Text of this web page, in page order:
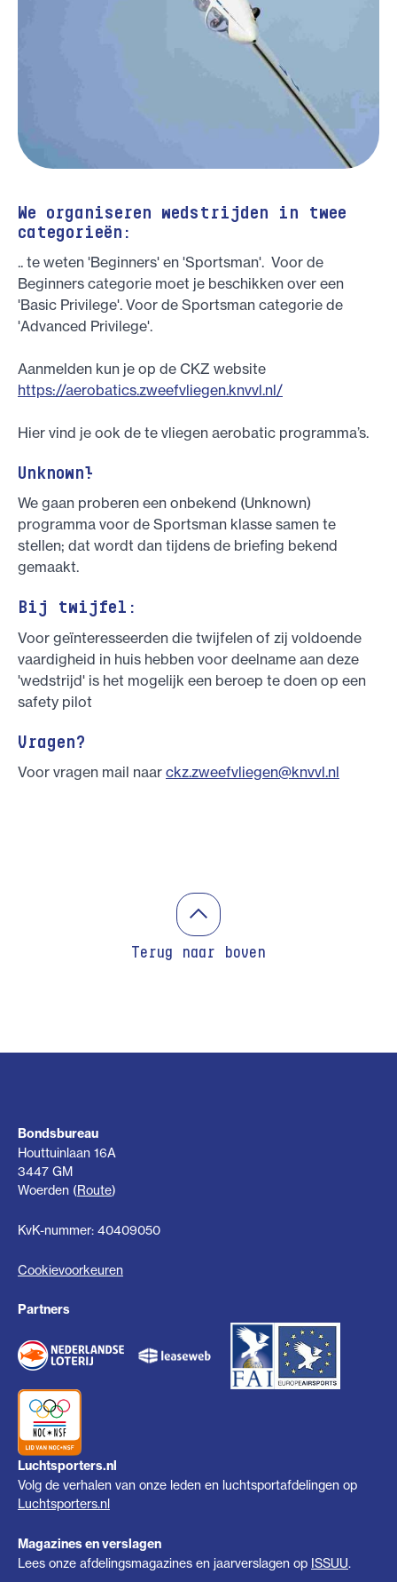
We organiseren wedstrijden in twee
categorieën:
.. te weten 'Beginners' en 'Sportsman'. Voor de
Beginners categorie moet je beschikken over een
'Basic Privilege'. Voor de Sportsman categorie de
'Advanced Privilege'.
Aanmelden kun je op de CKZ website
https://aerobatics.zweefvliegen.knvvl.nl/
Hier vind je ook de te vliegen aerobatic programma’s.
Unknown!
We gaan proberen een onbekend (Unknown)
programma voor de Sportsman klasse samen te
stellen; dat wordt dan tijdens de briefing bekend
gemaakt.
Bij twijfel:
Voor geïnteresseerden die twijfelen of zij voldoende
vaardigheid in huis hebben voor deelname aan deze
'wedstrijd' is het mogelijk een beroep te doen op een
safety pilot
Vragen?
Voor vragen mail naar ckz.zweefvliegen@knvvl.nl
Terug naar boven
Bondsbureau
Houttuinlaan 16A
3447 GM
Woerden (Route)
KvK-nummer: 40409050
Cookievoorkeuren
Partners
Luchtsporters.nl
Volg de verhalen van onze leden en luchtsportafdelingen op
Luchtsporters.nl
Magazines en verslagen
Lees onze afdelingsmagazines en jaarverslagen op ISSUU.